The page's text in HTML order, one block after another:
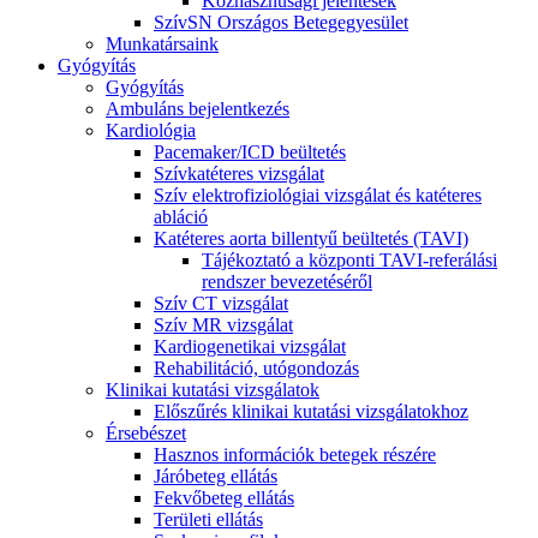
SzívSN Országos Betegegyesület
Munkatársaink
Gyógyítás
Gyógyítás
Ambuláns bejelentkezés
Kardiológia
Pacemaker/ICD beültetés
Szívkatéteres vizsgálat
Szív elektrofiziológiai vizsgálat és katéteres
abláció
Katéteres aorta billentyű beültetés (TAVI)
Tájékoztató a központi TAVI-referálási
rendszer bevezetéséről
Szív CT vizsgálat
Szív MR vizsgálat
Kardiogenetikai vizsgálat
Rehabilitáció, utógondozás
Klinikai kutatási vizsgálatok
Előszűrés klinikai kutatási vizsgálatokhoz
Érsebészet
Hasznos információk betegek részére
Járóbeteg ellátás
Fekvőbeteg ellátás
Területi ellátás